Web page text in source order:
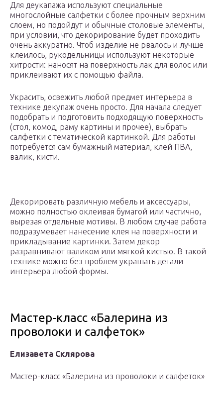
Для деукапажа используют специальные
многослойные салфетки с более прочным верхним
слоем, но подойдут и обычные столовые элементы,
при условии, что декорирование будет проходить
очень аккуратно. Чтоб изделие не рвалось и лучше
клеилось, рукодельницы используют некоторые
хитрости: наносят на поверхность лак для волос или
приклеивают их с помощью файла.
Украсить, освежить любой предмет интерьера в
технике декупаж очень просто. Для начала следует
подобрать и подготовить подходящую поверхность
(стол, комод, раму картины и прочее), выбрать
салфетки с тематической картинкой. Для работы
потребуется сам бумажный материал, клей ПВА,
валик, кисти.
Декорировать различную мебель и аксессуары,
можно полностью оклеивая бумагой или частично,
вырезая отдельные мотивы. В любом случае работа
подразумевает нанесение клея на поверхности и
прикладывание картинки. Затем декор
разравнивают валиком или мягкой кистью. В такой
технике можно без проблем украшать детали
интерьера любой формы.
Мастер-класс «Балерина из
проволоки и салфеток»
Елизавета Склярова
Мастер-класс «Балерина из проволоки и салфеток»